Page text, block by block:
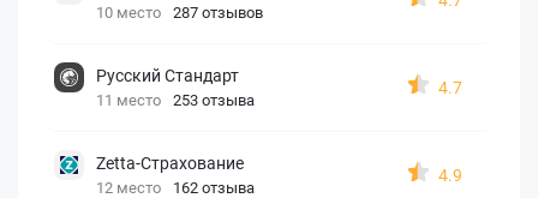
10 место 287 отзывов
Русский Стандарт
11 место 253 отзыва
4.7
Zetta-Страхование
12 место 162 отзыва
4.9